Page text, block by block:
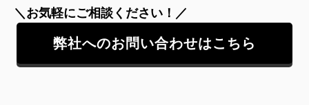
＼お気軽にご相談ください！／
弊社へのお問い合わせはこちら